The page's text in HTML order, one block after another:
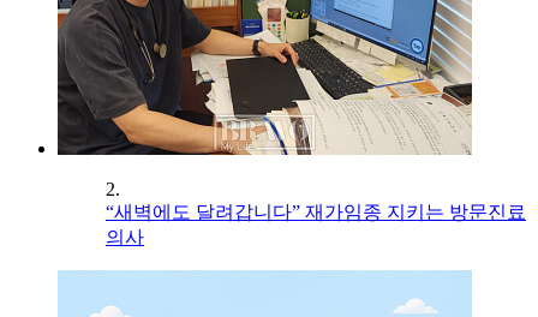
2.
“새벽에도 달려갑니다” 재가임종 지키는 방문진료
의사